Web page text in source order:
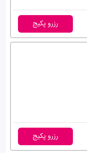
رزرو پکیج
رزرو پکیج